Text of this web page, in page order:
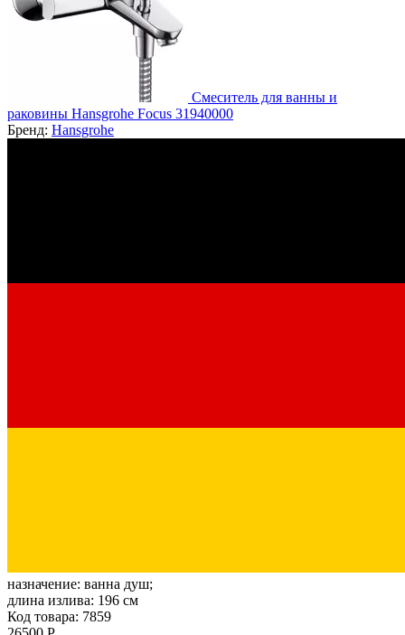
Смеситель для ванны и
раковины Hansgrohe Focus 31940000
Бренд: Hansgrohe
назначение: ванна душ;
длина излива: 196 см
Код товара: 7859